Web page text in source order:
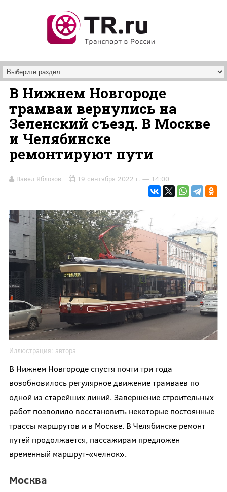
В Нижнем Новгороде
трамваи вернулись на
Зеленский съезд. В Москве
и Челябинске
ремонтируют пути
Павел Яблоков 19 сентября 2022 г. — 14:00
Иллюстрация: автора
В Нижнем Новгороде спустя почти три года
возобновилось регулярное движение трамваев по
одной из старейших линий. Завершение строительных
работ позволило восстановить некоторые постоянные
трассы маршрутов и в Москве. В Челябинске ремонт
путей продолжается, пассажирам предложен
временный маршрут-«челнок».
Москва